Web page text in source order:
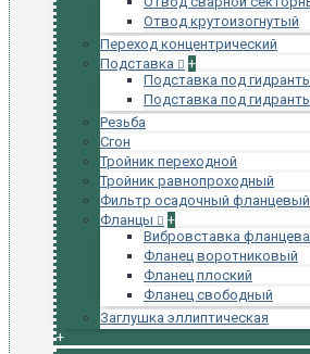
Отвод крутоизогнутый
Переход концентрический
Подставка
+
Подставка под
Подставка под
Резьба
Сгон
Тройник переходной
Тройник равнопроходный
Фильтр осадочный фланцевый
Фланцы
+
Вибровставка
Фланец воротниковый
Фланец плоский
Фланец свободный
Заглушка эллиптическая
+